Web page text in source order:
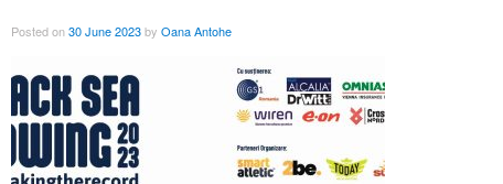
Posted on30 June 2023by Oana Antohe